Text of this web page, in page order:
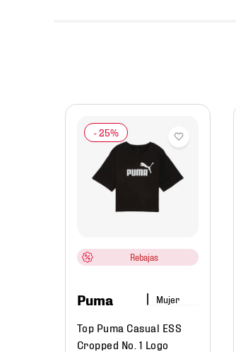
Rebajas
Puma Mujer
Top Puma Casual ESS
Cropped No. 1 Logo